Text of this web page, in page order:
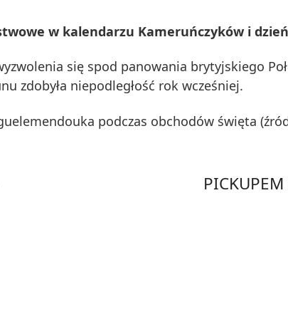
w kalendarzu Kameruńczyków i
się spod panowania brytyjskiego
zdobyła niepodległość rok wcześniej.
podczas obchodów święta